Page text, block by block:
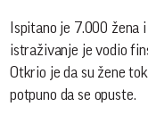
Ispitano je 7.000 žena
istraživanje je vodio
Otkrio je da su žene
potpuno da se opuste.